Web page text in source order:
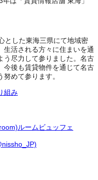
とした東海三県にて地域密
生活される方々に住まいを通
う尽力して参りました。名古
今後も賃貸物件を通じて名古
めて参ります。
組み
ルームビュッフェ